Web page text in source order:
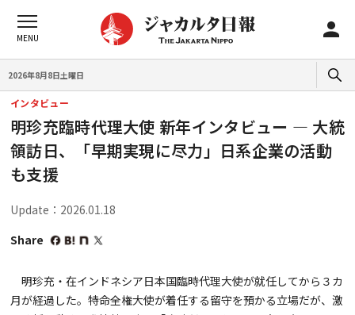
2026年8月8日土曜日
インタビュー
明珍充臨時代理大使 新年インタビュー — 大統
領訪日、「早期実現に尽力」​日系企業の活動
も支援
Update：2026.01.18
Share
明珍充・在インドネシア日本国臨時代理大使が就任してから３カ
月が経過した。特命全権大使が着任する留守を預かる立場だが、激